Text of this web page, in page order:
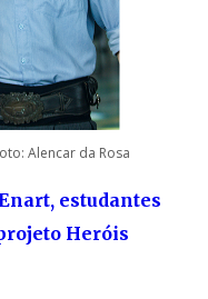
Alencar da Rosa
estudantes
Heróis